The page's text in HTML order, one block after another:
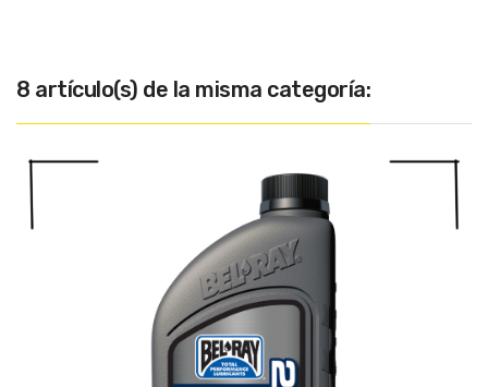
8 artículo(s) de la misma categoría: